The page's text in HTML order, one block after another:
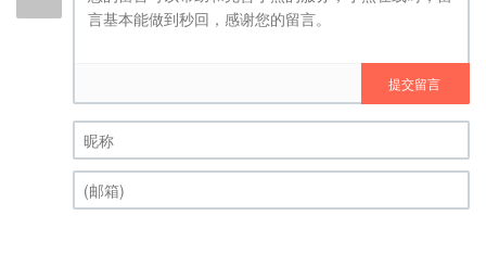
提交留言
昵称 (必填)